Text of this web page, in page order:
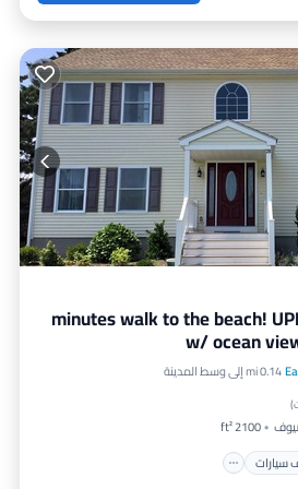
5 minutes walk to the beach!
w/ ocean
0.14 mi إلى وسط المدينة
)
2100 ft²
موقف سيارات